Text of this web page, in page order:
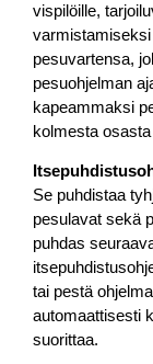
vispilöille,
pesuvartensa,
pesuohjelman
kapeammaksi
kolmesta
Se puhdistaa
pesulavat sekä
puhdas
tai pestä
automaattisesti
suorittaa.